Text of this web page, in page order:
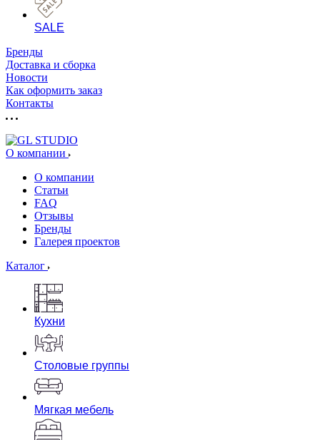
SALE
Бренды
Доставка и сборка
Новости
Как оформить заказ
Контакты
О компании
О компании
Статьи
FAQ
Отзывы
Бренды
Галерея проектов
Каталог
Кухни
Столовые группы
Мягкая мебель